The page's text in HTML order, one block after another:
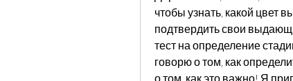
чтобы узнать, какой цвет
подтвердить свои
тест на определение
говорю о том, как
о том, как это важно! Я